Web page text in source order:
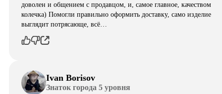
доволен и общением с продавцом, и, самое главное, качеством
колечка) Помогли правильно оформить доставку, само изделие
выглядит потрясающе, всë…
Ivan Borisov
Знаток города 5 уровня